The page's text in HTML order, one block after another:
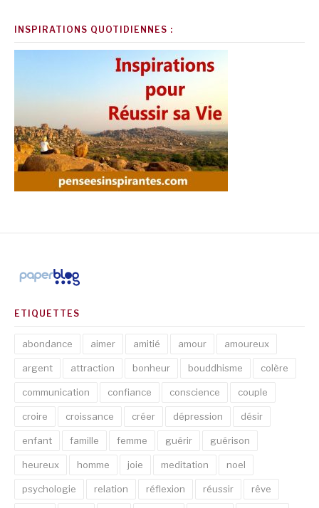
INSPIRATIONS QUOTIDIENNES :
ETIQUETTES
abondance aimer amitié amour amoureux
argent attraction bonheur bouddhisme colère
communication confiance conscience couple
croire croissance créer dépression désir
enfant famille femme guérir guérison
heureux homme joie meditation noel
psychologie relation réflexion réussir rêve